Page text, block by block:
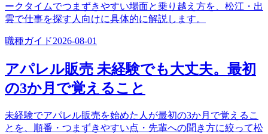
ークタイムでつまずきやすい場面と乗り越え方を、松江・出
雲で仕事を探す人向けに具体的に解説します。
職種ガイド2026-08-01
アパレル販売 未経験でも大丈夫。最初
の3か月で覚えること
未経験でアパレル販売を始めた人が最初の3か月で覚えるこ
とを、順番・つまずきやすい点・先輩への聞き方に絞って松